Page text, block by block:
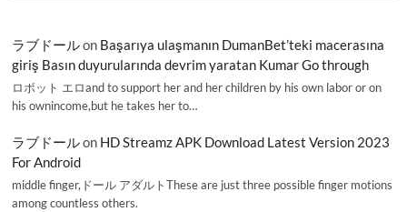
ラブドールon Başarıya ulaşmanın DumanBet’teki macerasına
giriş Basın duyurularında devrim yaratan Kumar Go through
ロボット エロand to support her and her children by his own labor or on
his ownincome,but he takes her to…
ラブドールon HD Streamz APK Download Latest Version 2023
For Android
middle finger,ドール アダルトThese are just three possible finger motions
among countless others.